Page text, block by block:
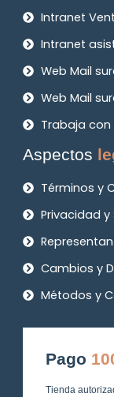
Intranet
Intranet
Web Mail
Web Mail
Trabaja
Aspectos
Términos y
Privacidad y
Cambios y
Métodos y
Pago
Tienda